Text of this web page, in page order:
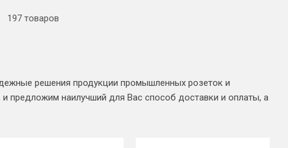
197 товаров
решения продукции промышленных розеток и
наилучший для Вас способ доставки и оплаты, а